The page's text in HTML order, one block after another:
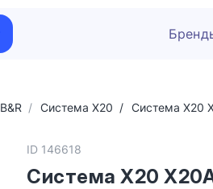
B&R Система X20 Система X20
ID 146618
Система X20